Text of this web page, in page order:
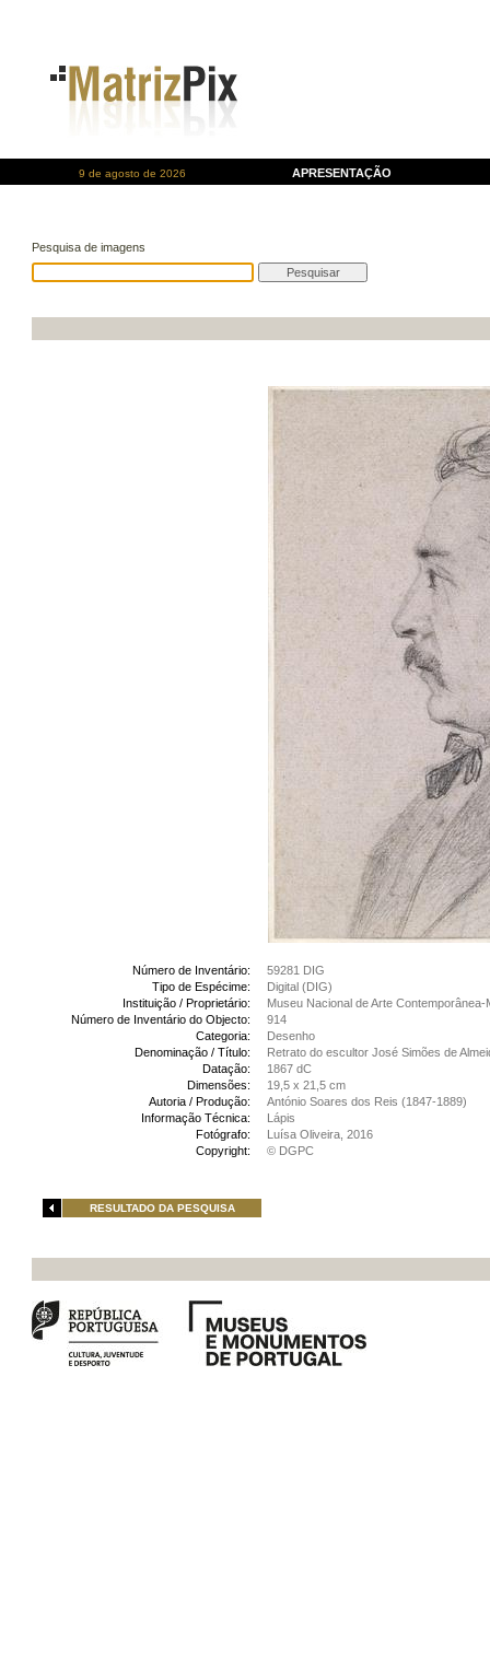
9 de agosto de 2026 APRESENTAÇÃO
Pesquisa de imagens
Número de Inventário:
59281 DIG
Tipo de Espécime:
Digital (DIG)
Instituição / Proprietário:
Museu Nacional de Arte Contemporânea-
Número de Inventário do Objecto:
914
Categoria:
Desenho
Denominação / Título:
Retrato do escultor José Simões de
Datação:
1867 dC
Dimensões:
19,5 x 21,5 cm
Autoria / Produção:
António Soares dos Reis (1847-1889)
Informação Técnica:
Lápis
Fotógrafo:
Luísa Oliveira, 2016
Copyright:
© DGPC
RESULTADO DA PESQUISA